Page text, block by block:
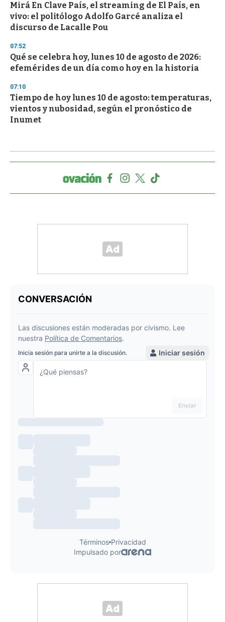
Mirá En Clave País, el streaming de El País, en
vivo: el politólogo Adolfo Garcé analiza el
discurso de Lacalle Pou
07:52
Qué se celebra hoy, lunes 10 de agosto de 2026:
efemérides de un día como hoy en la historia
07:10
Tiempo de hoy lunes 10 de agosto: temperaturas,
vientos y nubosidad, según el pronóstico de
Inumet